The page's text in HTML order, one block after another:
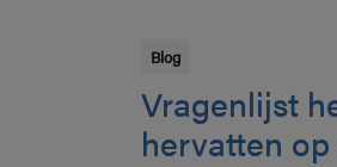
Blog
Vragenlijst
hervatten